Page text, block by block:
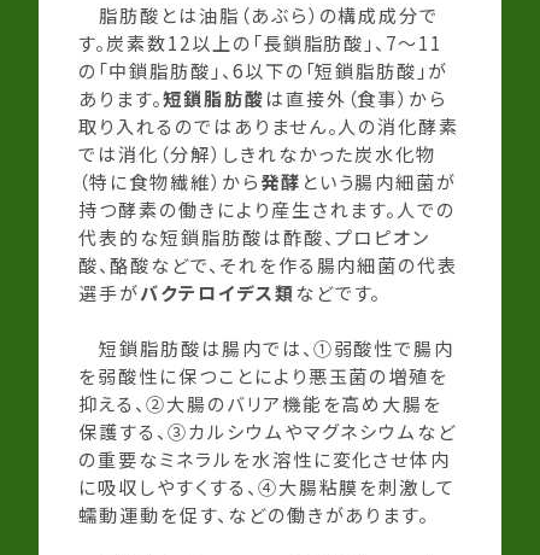
脂肪酸とは油脂（あぶら）の構成成分で
す。炭素数12以上の「長鎖脂肪酸」、7～11
の「中鎖脂肪酸」、6以下の「短鎖脂肪酸」が
あります。短鎖脂肪酸は直接外（食事）から
取り入れるのではありません。人の消化酵素
では消化（分解）しきれなかった炭水化物
（特に食物繊維）から発酵 という腸内細菌が
持つ酵素の働きにより産生されます。人での
代表的な短鎖脂肪酸は酢酸、プロピオン
酸、酪酸などで、それを作る腸内細菌の代表
選手がバクテロイデス類などです。
短鎖脂肪酸は腸内では、①弱酸性で腸内
を弱酸性に保つことにより悪玉菌の増殖を
抑える、②大腸のバリア機能を高め大腸を
保護する、③カルシウムやマグネシウムなど
の重要なミネラルを水溶性に変化させ体内
に吸収しやすくする、④大腸粘膜を刺激して
蠕動運動を促す、などの働きがあります。